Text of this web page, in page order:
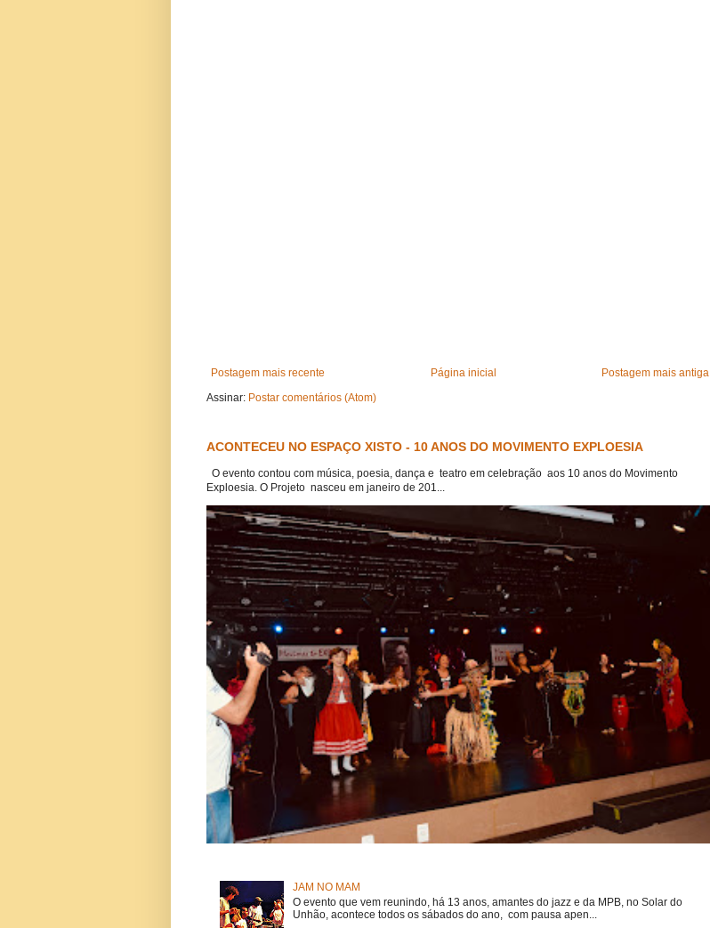
Postagem mais recente Postagem mais antiga
Página inicial
Assinar: Postar comentários (Atom)
ACONTECEU NO ESPAÇO XISTO - 10 ANOS DO MOVIMENTO EXPLOESIA
O evento contou com música, poesia, dança e teatro em celebração aos 10 anos do Movimento
Exploesia. O Projeto nasceu em janeiro de 201...
JAM NO MAM
O evento que vem reunindo, há 13 anos, amantes do jazz e da MPB, no Solar do
Unhão, acontece todos os sábados do ano, com pausa apen...